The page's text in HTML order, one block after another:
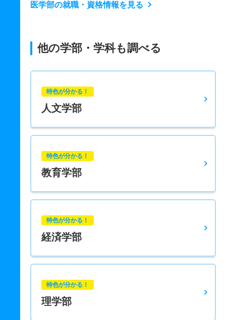
医学部の就職・資格情報を見る
他の学部・学科も調べる
特色が分かる！
人文学部
特色が分かる！
教育学部
特色が分かる！
経済学部
特色が分かる！
理学部